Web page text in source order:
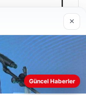
anlayabilmek,
×
Güncel Haberler